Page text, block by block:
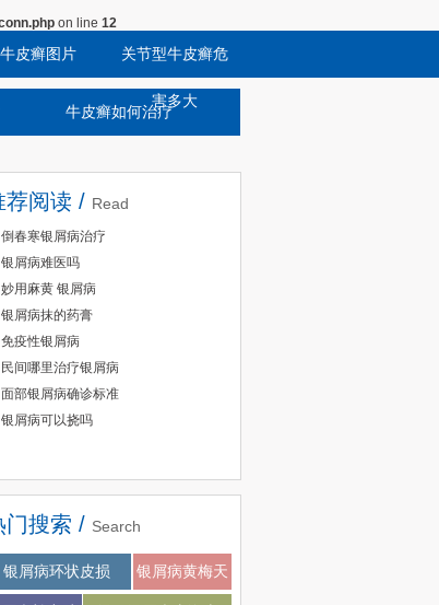
on line 12
牛皮癣图片 关节型牛皮癣危
害多大
牛皮癣如何治疗
荐阅读 / Read
倒春寒银屑病治疗
银屑病难医吗
妙用麻黄 银屑病
银屑病抹的药膏
免疫性银屑病
民间哪里治疗银屑病
面部银屑病确诊标准
银屑病可以挠吗
门搜索 / Search
屑病会不会扩张
银屑病环状皮损 银屑病黄梅天